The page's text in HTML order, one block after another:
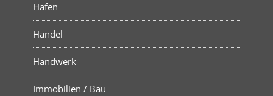
Hafen
Handel
Handwerk
Immobilien / Bau